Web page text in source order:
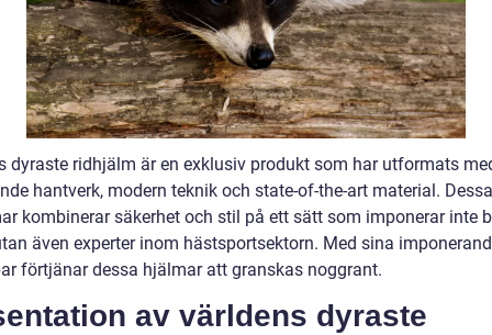
dyraste ridhjälm är en exklusiv produkt som har utformats
hantverk, modern teknik och state-of-the-art material. Dessa
kombinerar säkerhet och stil på ett sätt som imponerar inte
även experter inom hästsportsektorn. Med sina
förtjänar dessa hjälmar att granskas noggrant.
av världens dyraste